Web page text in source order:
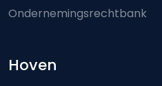
Ondernemingsrechtbank
Hoven